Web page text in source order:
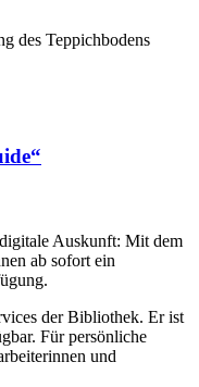
des Teppichbodens
Auskunft: Mit dem
ab sofort ein
der Bibliothek. Er ist
Für persönliche
und